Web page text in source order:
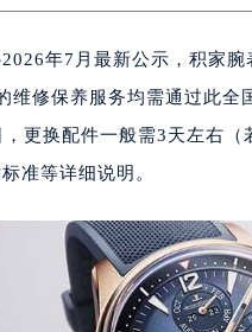
号嘉兴世界贸易中心写
中大道998号绿地双子塔
号华润中心写字楼（
230号万菱汇国际中心写字
路5001号华润大厦写字楼17
昌一路7号华贸大厦写字楼1
路95号华润大厦写字楼B座
128-1号恒力城写字楼15层03
年7月最新公示，积家
维修保养服务均需通过此
更换配件一般需3天左右
准等详细说明。